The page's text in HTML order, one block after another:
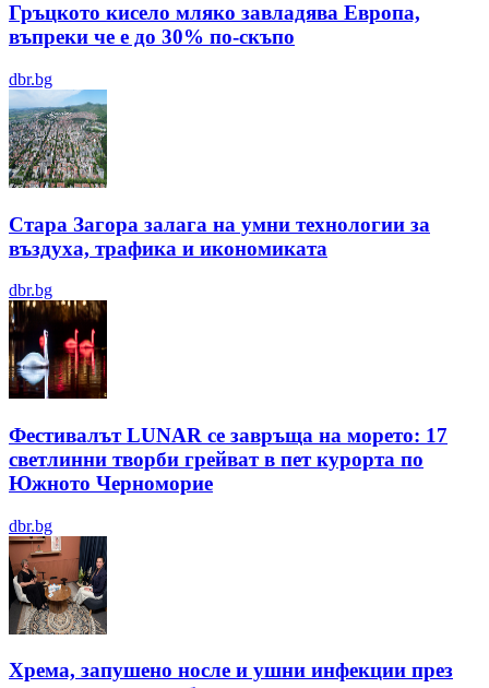
Гръцкото кисело мляко завладява Европа,
въпреки че е до 30% по-скъпо
dbr.bg
Стара Загора залага на умни технологии за
въздуха, трафика и икономиката
dbr.bg
Фестивалът LUNAR се завръща на морето: 17
светлинни творби грейват в пет курорта по
Южното Черноморие
dbr.bg
Хрема, запушено носле и ушни инфекции през